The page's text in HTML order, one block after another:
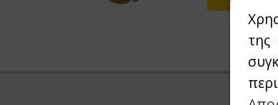
της